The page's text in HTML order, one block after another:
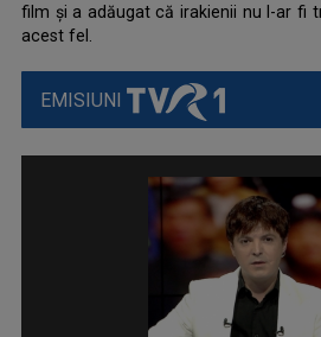
film şi a adăugat că irakienii nu l-ar fi
acest fel.
EMISIUNI